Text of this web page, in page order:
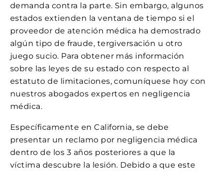
demanda contra la parte. Sin embargo, algunos
estados extienden la ventana de tiempo si el
proveedor de atención médica ha demostrado
algún tipo de fraude, tergiversación u otro
juego sucio. Para obtener más información
sobre las leyes de su estado con respecto al
estatuto de limitaciones, comuníquese hoy con
nuestros abogados expertos en negligencia
médica.
Específicamente en California, se debe
presentar un reclamo por negligencia médica
dentro de los 3 años posteriores a que la
víctima descubre la lesión. Debido a que este